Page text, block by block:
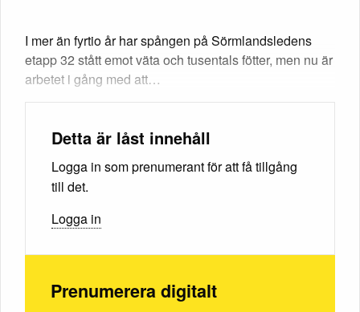
I mer än fyrtio år har spången på Sörmlandsledens
etapp 32 stått emot väta och tusentals fötter, men nu är
arbetet i gång med att…
Detta är låst innehåll
Logga in som prenumerant för att få tillgång
till det.
Logga in
Prenumerera digitalt